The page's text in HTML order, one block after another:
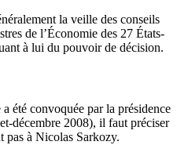
la veille des conseils
de l’Économie des 27 États-
à lui du pouvoir de décision.
été convoquée par la présidence
décembre 2008), il faut préciser
pas à Nicolas Sarkozy.